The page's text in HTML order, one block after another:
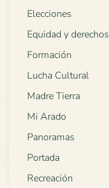
Elecciones
Equidad y
Formación
Lucha Cultural
Madre Tierra
Mi Arado
Panoramas
Portada
Recreación